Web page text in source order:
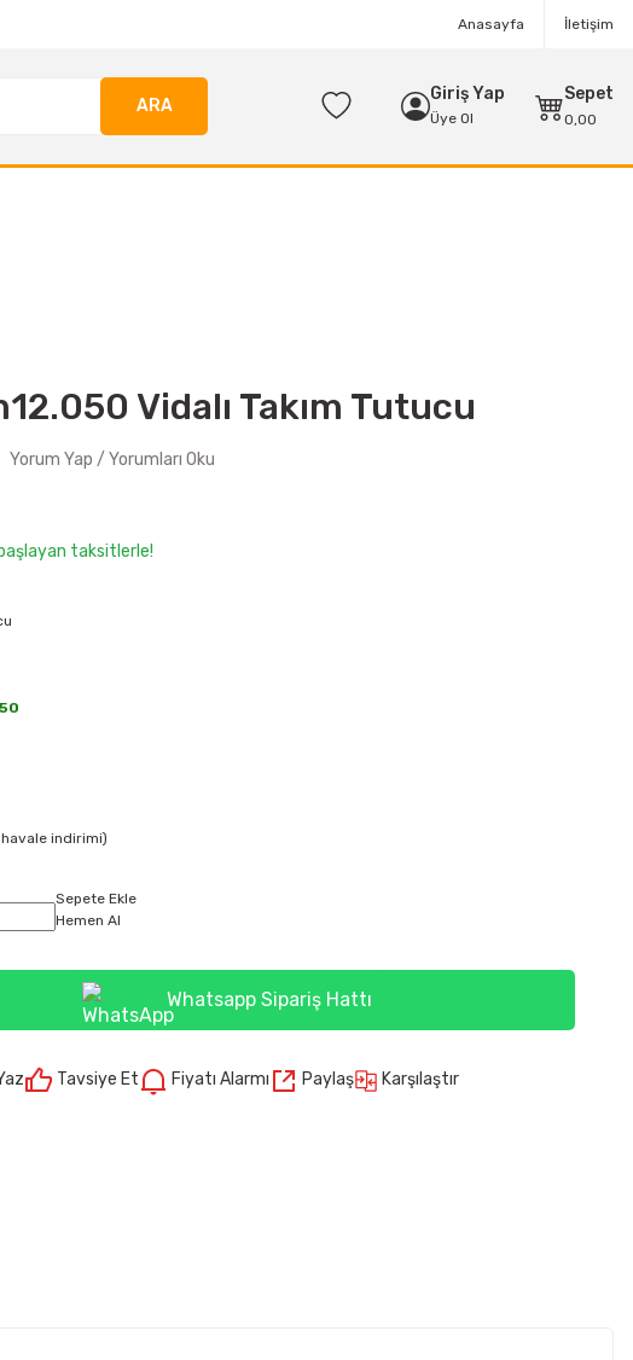
Anasayfa İletişim
ARA
Giriş Yap
Üye Ol
Sepet
0,00
Vidalı Takım Tutucu
Yorum Yap / Yorumları Oku
taksitlerle!
havale indirimi)
Sepete Ekle
Hemen Al
Whatsapp Sipariş Hattı
Tavsiye Et Fiyatı Alarmı Paylaş Karşılaştır